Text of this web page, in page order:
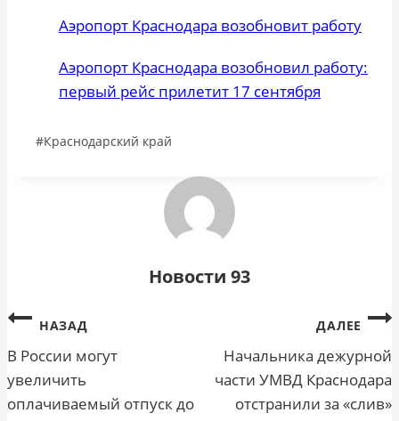
Аэропорт Краснодара возобновит работу
Аэропорт Краснодара возобновил работу:
первый рейс прилетит 17 сентября
Метки
#Краснодарский край
Новости 93
Навигация
по
записям
НАЗАД
В России могут
увеличить
оплачиваемый отпуск до
ДАЛЕЕ
Начальника дежурной
части УМВД Краснодара
отстранили за «слив»